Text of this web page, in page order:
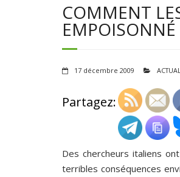
COMMENT
EMPOISONNÉ
17 décembre 2009
Partagez:
Des chercheurs italiens
terribles conséquences